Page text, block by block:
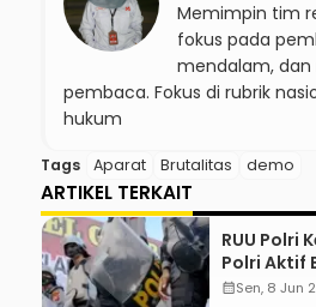
Memimpin tim
fokus pada
mendalam,
pembaca. Fokus di rubrik
hukum
Tags Aparat Brutalitas demo
ARTIKEL TERKAIT
RUU Polri
Polri Aktif
Manapun
calendar_monthSen, 8 Jun